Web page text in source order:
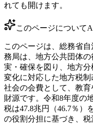
れても開けます。
このページについて
このページは、総務省
務局は、地方公共団体
実・確保を図り、地方
変化に対応した地方税
社会の会費として、教
財源です。令和8年度の
税は47.8兆円（46.7％）
の役割分担に基づき、